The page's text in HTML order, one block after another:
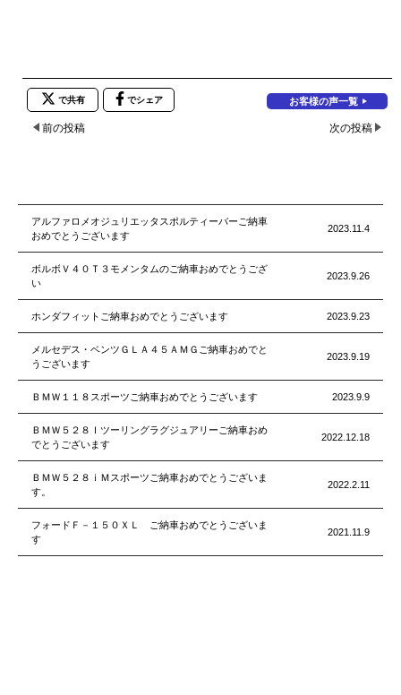
で共有 でシェア お客様の声一覧
前の投稿 次の投稿
アルファロメオジュリエッタスポルティーバーご納車
おめでとうございます
2023.11.4
ボルボＶ４０Ｔ３モメンタムのご納車おめでとうござ
い
2023.9.26
ホンダフィットご納車おめでとうございます 2023.9.23
メルセデス・ベンツＧＬＡ４５ＡＭＧご納車おめでと
うございます
2023.9.19
ＢＭＷ１１８スポーツご納車おめでとうございます 2023.9.9
ＢＭＷ５２８Ｉツーリングラグジュアリーご納車おめ
でとうございます
2022.12.18
ＢＭＷ５２８ｉＭスポーツご納車おめでとうございま
す。
2022.2.11
フォードＦ－１５０ＸＬ ご納車おめでとうございま
す
2021.11.9